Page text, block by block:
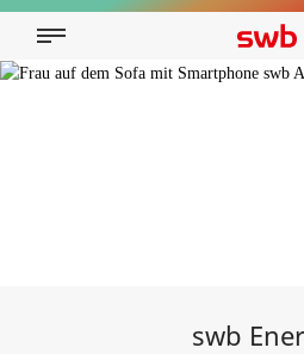
Privatkunden
Geschäftskunden
swb